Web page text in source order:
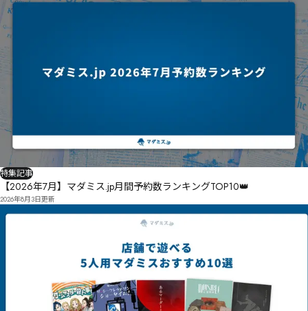
特集記事
【2026年7月】マダミス.jp月間予約数ランキングTOP10👑
2026年8月3日更新